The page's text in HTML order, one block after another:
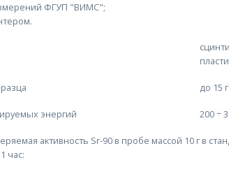
ФГУП "ВИМС";
до 15 г
энергий 200 ÷
активность Sr-90 в пробе массой 10 г в
час: